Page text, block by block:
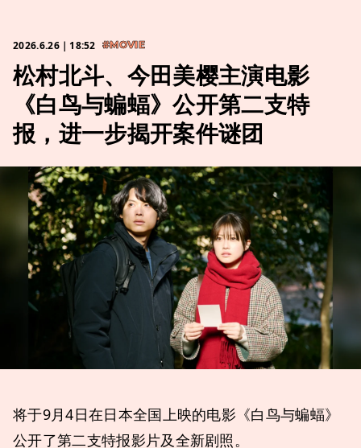
2026.6.26｜18:52 #MOVIE
松村北斗、今田美樱主演电影
《白鸟与蝙蝠》公开第二支特
报，进一步揭开案件谜团
将于9月4日在日本全国上映的电影《白鸟与蝙蝠》
公开了第二支特报影片及全新剧照。